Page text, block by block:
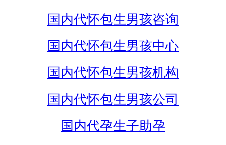
国内代怀包生男孩咨询
国内代怀包生男孩中心
国内代怀包生男孩机构
国内代怀包生男孩公司
国内代孕生子助孕